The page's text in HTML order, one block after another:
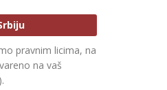
pravnim licima, na
na vaš